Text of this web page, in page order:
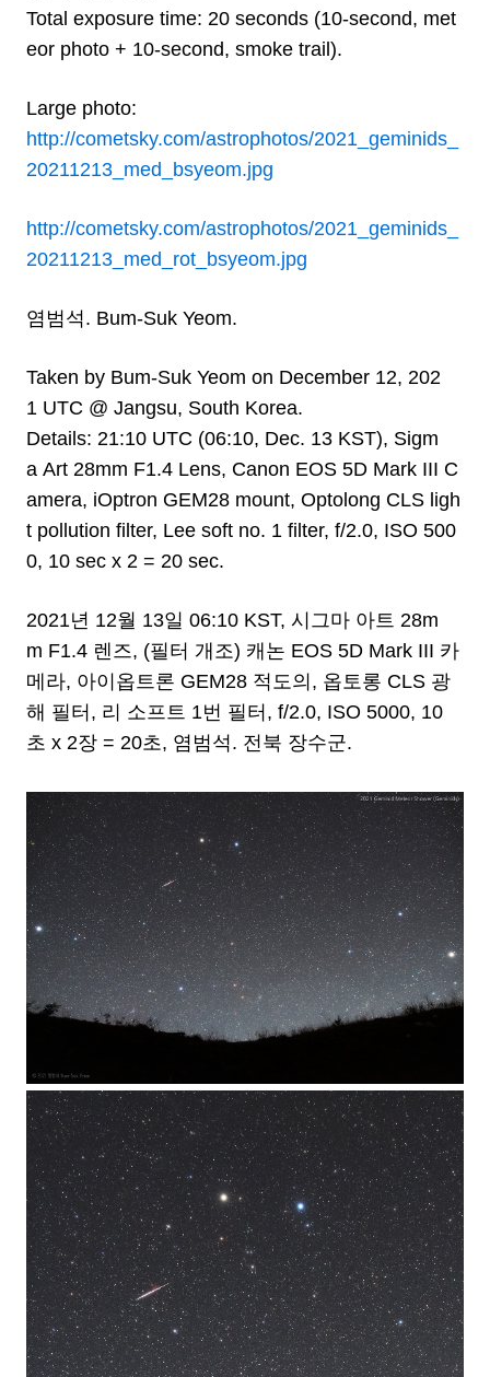
Total exposure time: 20 seconds (10-second, met
eor photo + 10-second, smoke trail).
Large photo:
http://cometsky.com/astrophotos/2021_geminids_
20211213_med_bsyeom.jpg
http://cometsky.com/astrophotos/2021_geminids_
20211213_med_rot_bsyeom.jpg
염범석. Bum-Suk Yeom.
Taken by Bum-Suk Yeom on December 12, 202
1 UTC @ Jangsu, South Korea.
Details: 21:10 UTC (06:10, Dec. 13 KST), Sigm
a Art 28mm F1.4 Lens, Canon EOS 5D Mark III C
amera, iOptron GEM28 mount, Optolong CLS ligh
t pollution filter, Lee soft no. 1 filter, f/2.0, ISO 500
0, 10 sec x 2 = 20 sec.
2021년 12월 13일 06:10 KST, 시그마 아트 28m
m F1.4 렌즈, (필터 개조) 캐논 EOS 5D Mark III 카
메라, 아이옵트론 GEM28 적도의, 옵토롱 CLS 광
해 필터, 리 소프트 1번 필터, f/2.0, ISO 5000, 10
초 x 2장 = 20초, 염범석. 전북 장수군.